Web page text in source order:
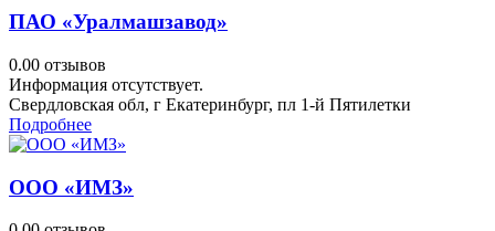
ПАО «Уралмашзавод»
0.00 отзывов
Информация отсутствует.
Свердловская обл, г Екатеринбург, пл 1-й Пятилетки
Подробнее
ООО «ИМЗ»